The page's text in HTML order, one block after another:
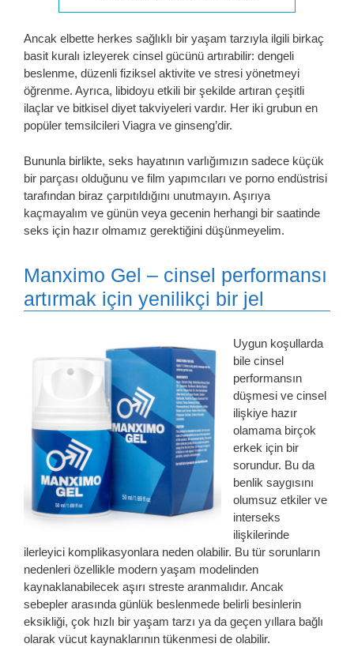
Ancak elbette herkes sağlıklı bir yaşam tarzıyla ilgili birkaç
basit kuralı izleyerek cinsel gücünü artırabilir: dengeli
beslenme, düzenli fiziksel aktivite ve stresi yönetmeyi
öğrenme. Ayrıca, libidoyu etkili bir şekilde artıran çeşitli
ilaçlar ve bitkisel diyet takviyeleri vardır. Her iki grubun en
popüler temsilcileri Viagra ve ginseng’dir.
Bununla birlikte, seks hayatının varlığımızın sadece küçük
bir parçası olduğunu ve film yapımcıları ve porno endüstrisi
tarafından biraz çarpıtıldığını unutmayın. Aşırıya
kaçmayalım ve günün veya gecenin herhangi bir saatinde
seks için hazır olmamız gerektiğini düşünmeyelim.
Manximo Gel – cinsel performansı
artırmak için yenilikçi bir jel
Uygun koşullarda
bile cinsel
performansın
düşmesi ve cinsel
ilişkiye hazır
olamama birçok
erkek için bir
sorundur. Bu da
benlik saygısını
olumsuz etkiler ve
interseks
ilişkilerinde
ilerleyici komplikasyonlara neden olabilir. Bu tür sorunların
nedenleri özellikle modern yaşam modelinden
kaynaklanabilecek aşırı streste aranmalıdır. Ancak
sebepler arasında günlük beslenmede belirli besinlerin
eksikliği, çok hızlı bir yaşam tarzı ya da geçen yıllara bağlı
olarak vücut kaynaklarının tükenmesi de olabilir.